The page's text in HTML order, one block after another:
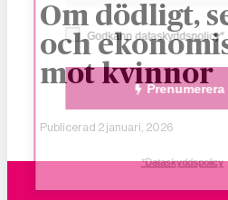
Om dödligt,
och
mot kvinnor
Publicerad 2 januari, 2026
Godkänn